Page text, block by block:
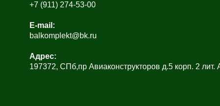
+7 (911) 274-53-00
E-mail:
balkomplekt@bk.ru
Адрес:
197372, СПб,пр Авиаконструкторов д.5 корп. 2 лит.